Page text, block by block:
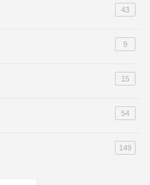
43
9
15
54
149